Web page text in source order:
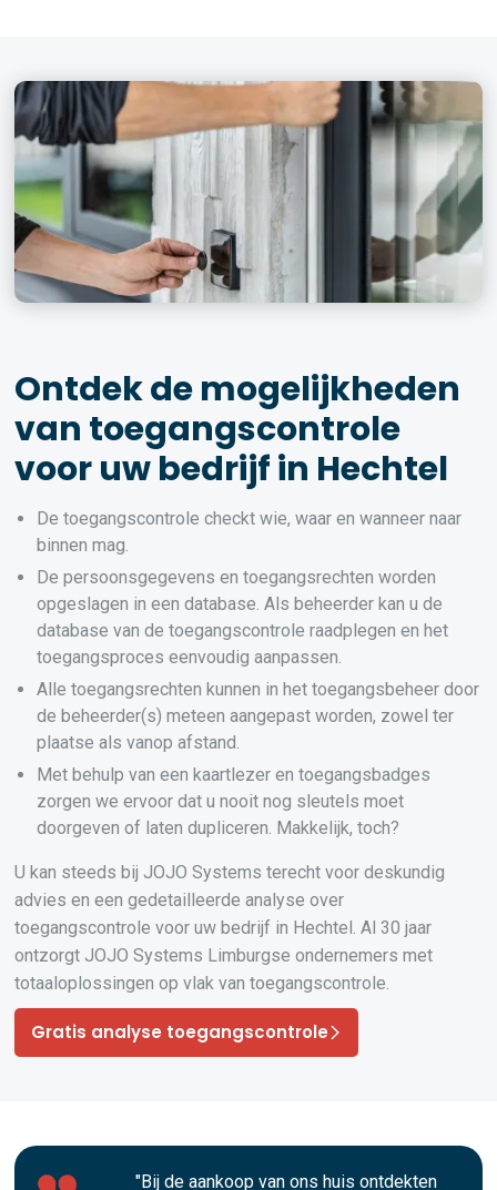
Ontdek de mogelijkheden
van toegangscontrole
voor uw bedrijf in Hechtel
De toegangscontrole checkt wie, waar en wanneer naar
binnen mag.
De persoonsgegevens en toegangsrechten worden
opgeslagen in een database. Als beheerder kan u de
database van de toegangscontrole raadplegen en het
toegangsproces eenvoudig aanpassen.
Alle toegangsrechten kunnen in het toegangsbeheer door
de beheerder(s) meteen aangepast worden, zowel ter
plaatse als vanop afstand.
Met behulp van een kaartlezer en toegangsbadges
zorgen we ervoor dat u nooit nog sleutels moet
doorgeven of laten dupliceren. Makkelijk, toch?
U kan steeds bij JOJO Systems terecht voor deskundig
advies en een gedetailleerde analyse over
toegangscontrole voor uw bedrijf in Hechtel. Al 30 jaar
ontzorgt JOJO Systems Limburgse ondernemers met
totaaloplossingen op vlak van toegangscontrole.
Gratis analyse toegangscontrole
"Bij de aankoop van ons huis ontdekten